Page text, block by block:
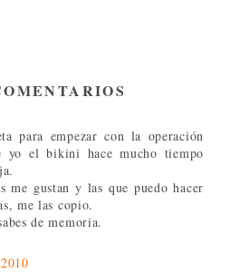
para empezar con la operación
yo el bikini hace mucho tiempo
me gustan y las que puedo hacer
me las copio.
de memoria.